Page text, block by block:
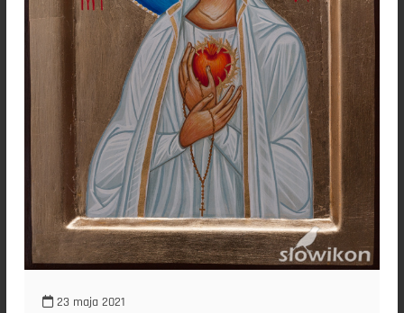
23 maja 2021